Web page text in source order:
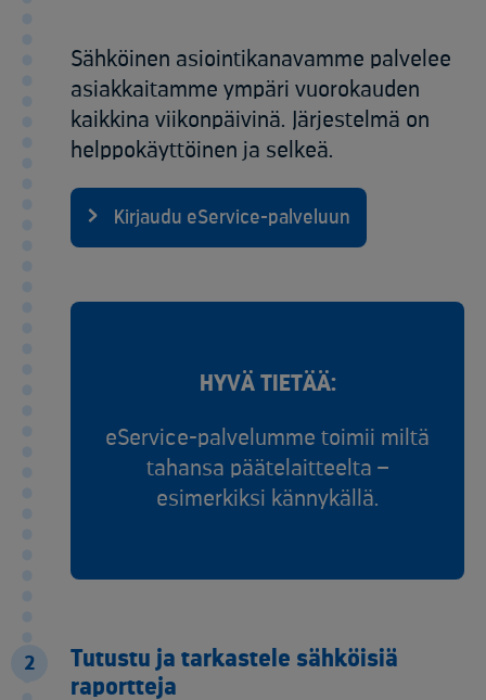
Sähköinen asiointikanavamme palvelee
asiakkaitamme ympäri vuorokauden
kaikkina viikonpäivinä. Järjestelmä on
helppokäyttöinen ja selkeä.
Kirjaudu eService-palveluun
HYVÄ TIETÄÄ:
eService-palvelumme toimii miltä
tahansa päätelaitteelta –
esimerkiksi kännykällä.
2
Tutustu ja tarkastele sähköisiä
raportteja